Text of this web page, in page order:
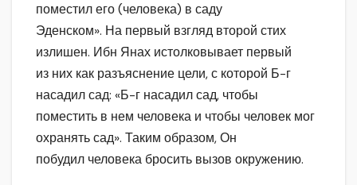
поместил его (человека) в саду
Эденском». На первый взгляд второй стих
излишен. Ибн Янах истолковывает первый
из них как разъяснение цели, с которой Б-г
насадил сад: «Б-г насадил сад, чтобы
поместить в нем человека и чтобы человек мог
охранять сад». Таким образом, Он
побудил человека бросить вызов окружению.